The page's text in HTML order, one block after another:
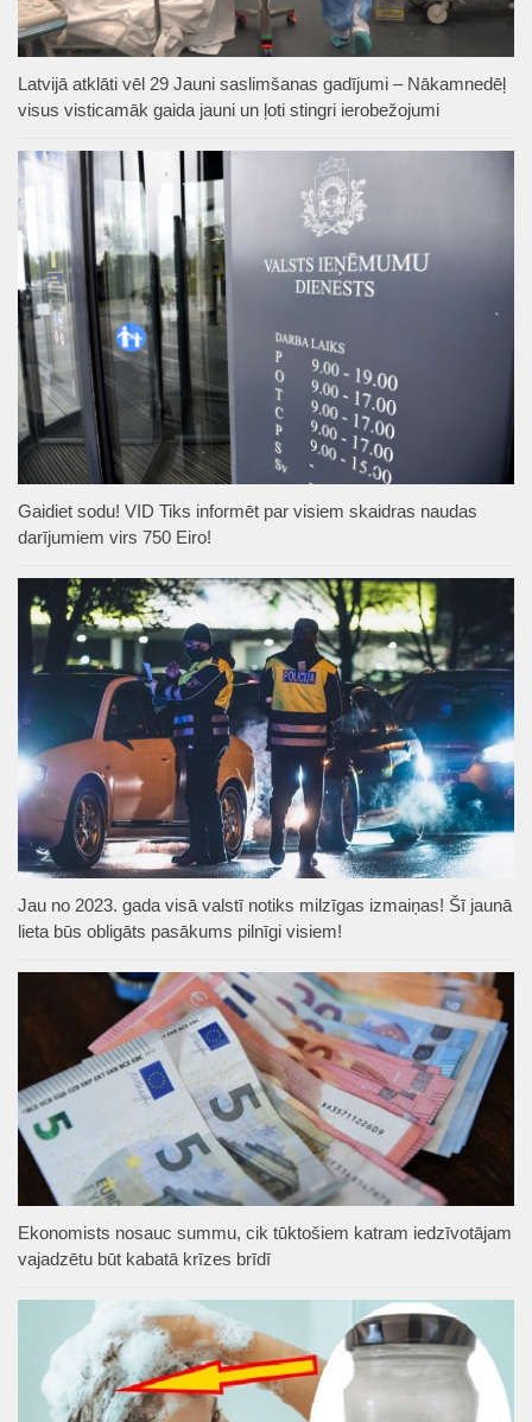
Latvijā atklāti vēl 29 Jauni saslimšanas gadījumi – Nākamnedēļ
visus visticamāk gaida jauni un ļoti stingri ierobežojumi
Gaidiet sodu! VID Tiks informēt par visiem skaidras naudas
darījumiem virs 750 Eiro!
Jau no 2023. gada visā valstī notiks milzīgas izmaiņas! Šī jaunā
lieta būs obligāts pasākums pilnīgi visiem!
Ekonomists nosauc summu, cik tūktošiem katram iedzīvotājam
vajadzētu būt kabatā krīzes brīdī